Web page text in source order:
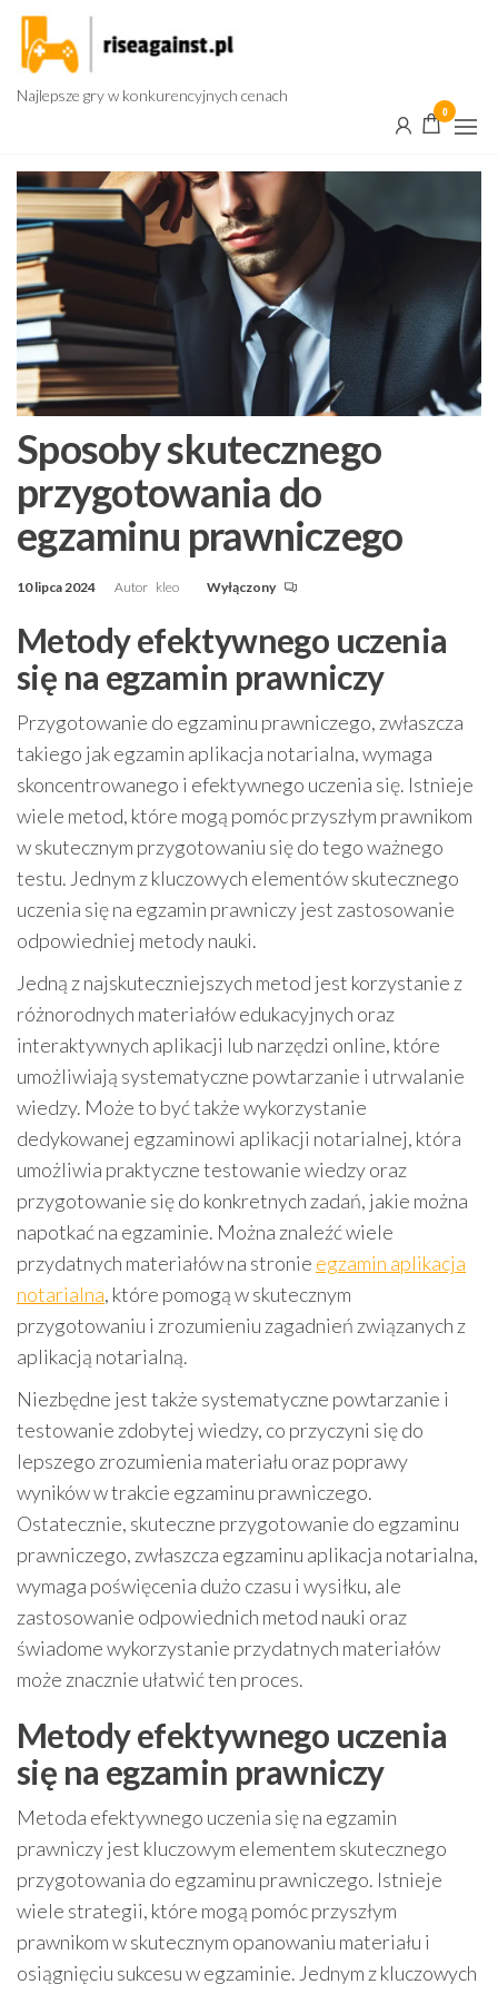
Przejdź
treści
Najlepsze gry w konkurencyjnych cenach
0
Sposoby skutecznego
przygotowania do
egzaminu prawniczego
10 lipca 2024 Autor kleo Wyłączony
Metody efektywnego uczenia
się na egzamin prawniczy
Przygotowanie do egzaminu prawniczego, zwłaszcza
takiego jak egzamin aplikacja notarialna, wymaga
skoncentrowanego i efektywnego uczenia się. Istnieje
wiele metod, które mogą pomóc przyszłym prawnikom
w skutecznym przygotowaniu się do tego ważnego
testu. Jednym z kluczowych elementów skutecznego
uczenia się na egzamin prawniczy jest zastosowanie
odpowiedniej metody nauki.
Jedną z najskuteczniejszych metod jest korzystanie z
różnorodnych materiałów edukacyjnych oraz
interaktywnych aplikacji lub narzędzi online, które
umożliwiają systematyczne powtarzanie i utrwalanie
wiedzy. Może to być także wykorzystanie
dedykowanej egzaminowi aplikacji notarialnej, która
umożliwia praktyczne testowanie wiedzy oraz
przygotowanie się do konkretnych zadań, jakie można
napotkać na egzaminie. Można znaleźć wiele
przydatnych materiałów na stronie egzamin aplikacja
notarialna, które pomogą w skutecznym
przygotowaniu i zrozumieniu zagadnień związanych z
aplikacją notarialną.
Niezbędne jest także systematyczne powtarzanie i
testowanie zdobytej wiedzy, co przyczyni się do
lepszego zrozumienia materiału oraz poprawy
wyników w trakcie egzaminu prawniczego.
Ostatecznie, skuteczne przygotowanie do egzaminu
prawniczego, zwłaszcza egzaminu aplikacja notarialna,
wymaga poświęcenia dużo czasu i wysiłku, ale
zastosowanie odpowiednich metod nauki oraz
świadome wykorzystanie przydatnych materiałów
może znacznie ułatwić ten proces.
Metody efektywnego uczenia
się na egzamin prawniczy
Metoda efektywnego uczenia się na egzamin
prawniczy jest kluczowym elementem skutecznego
przygotowania do egzaminu prawniczego. Istnieje
wiele strategii, które mogą pomóc przyszłym
prawnikom w skutecznym opanowaniu materiału i
osiągnięciu sukcesu w egzaminie. Jednym z kluczowych